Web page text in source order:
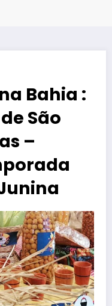
Bahia :
São
–